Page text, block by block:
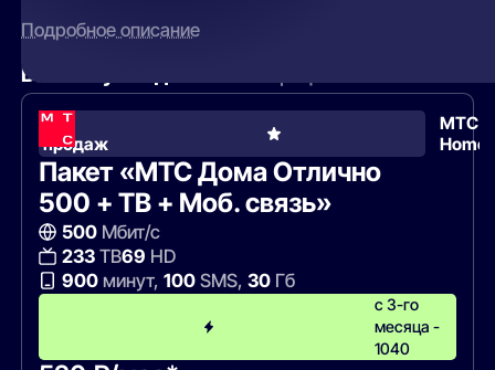
Подробное описание
Вам могут подойти
Хит
продаж
МТС
Home
Пакет «МТС Дома Отлично
500 + ТВ + Моб. связь»
500Мбит/с
233ТВ69 HD
900минут, 100SMS, 30Гб
с 3-го
месяца -
1040